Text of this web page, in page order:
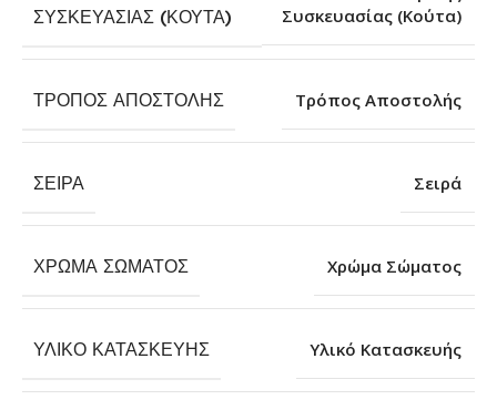
ΣΥΣΚΕΥΑΣΊΑΣ (ΚΟΎΤΑ)
Συσκευασίας (Κούτα)
ΤΡΌΠΟΣ ΑΠΟΣΤΟΛΉΣ Τρόπος Αποστολής
ΣΕΙΡΆ Σειρά
ΧΡΏΜΑ ΣΏΜΑΤΟΣ Χρώμα Σώματος
ΥΛΙΚΌ ΚΑΤΑΣΚΕΥΉΣ Υλικό Κατασκευής